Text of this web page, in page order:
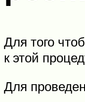
Для того
к этой
Для